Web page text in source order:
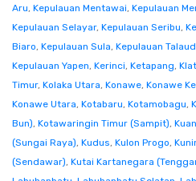
Aru, Kepulauan Mentawai, Kepulauan
Kepulauan Selayar, Kepulauan Seribu,
Biaro, Kepulauan Sula, Kepulauan Talaud
Kepulauan Yapen, Kerinci, Ketapang,
Timur, Kolaka Utara, Konawe, Konawe
Konawe Utara, Kotabaru, Kotamobagu,
Bun), Kotawaringin Timur (Sampit),
(Sungai Raya), Kudus, Kulon Progo,
(Sendawar), Kutai Kartanegara